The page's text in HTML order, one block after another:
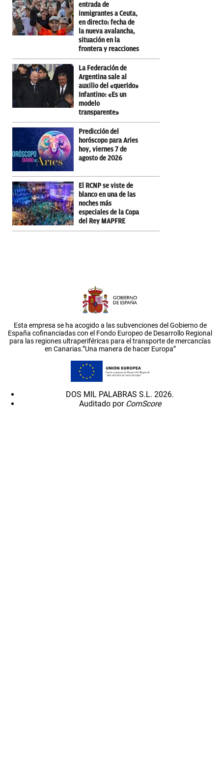
entrada de
inmigrantes a Ceuta,
en directo: fecha de
la nueva avalancha,
situación en la
frontera y reacciones
La Federación de
Argentina sale al
auxilio del «querido»
Infantino: «Es un
modelo
transparente»
Predicción del
horóscopo para Aries
hoy, viernes 7 de
agosto de 2026
El RCNP se viste de
blanco en una de las
noches más
especiales de la Copa
del Rey MAPFRE
Esta empresa se ha acogido a las subvenciones del Gobierno de
España cofinanciadas con el Fondo Europeo de Desarrollo Regional
para las regiones ultraperiféricas para el transporte de mercancías
en Canarias.”Una manera de hacer Europa”
DOS MIL PALABRAS S.L. 2026.
Auditado por ComScore